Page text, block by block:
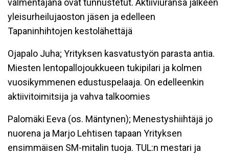
valmentajana ovat tunnustetut. Aktiiviuransa jälkeen
yleisurheilujaoston jäsen ja edelleen
Tapaninhihtojen kestolähettäjä
Ojapalo Juha; Yrityksen kasvatustyön parasta antia.
Miesten lentopallojoukkueen tukipilari ja kolmen
vuosikymmenen edustuspelaaja. On edelleenkin
aktiivitoimitsija ja vahva talkoomies
Palomäki Eeva (os. Mäntynen); Menestyshiihtäjä jo
nuorena ja Marjo Lehtisen tapaan Yrityksen
ensimmäisen SM-mitalin tuoja. TUL:n mestari ja